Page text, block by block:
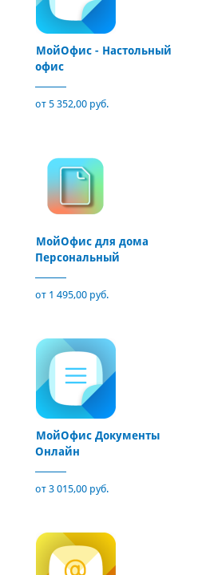
МойОфис - Настольный
офис
от 5 352,00 руб.
МойОфис для дома
Персональный
от 1 495,00 руб.
МойОфис Документы
Онлайн
от 3 015,00 руб.